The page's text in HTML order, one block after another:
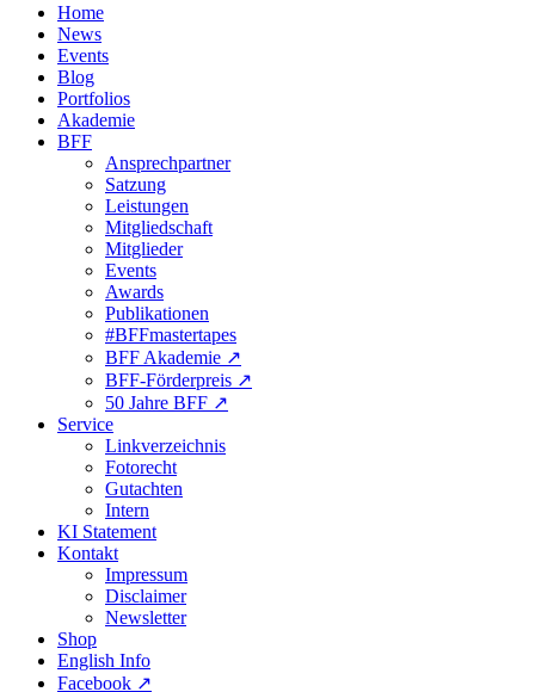
Home
News
Events
Blog
Portfolios
Akademie
BFF
Ansprechpartner
Satzung
Leistungen
Mitgliedschaft
Mitglieder
Events
Awards
Publikationen
#BFFmastertapes
BFF Akademie ↗︎
BFF-Förderpreis ↗︎
50 Jahre BFF ↗︎
Service
Linkverzeichnis
Fotorecht
Gutachten
Intern
KI Statement
Kontakt
Impressum
Disclaimer
Newsletter
Shop
English Info
Facebook ↗︎